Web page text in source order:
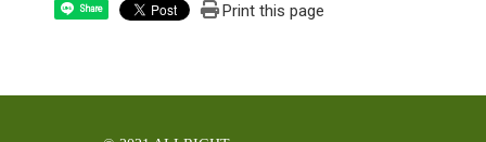
Share Print this page